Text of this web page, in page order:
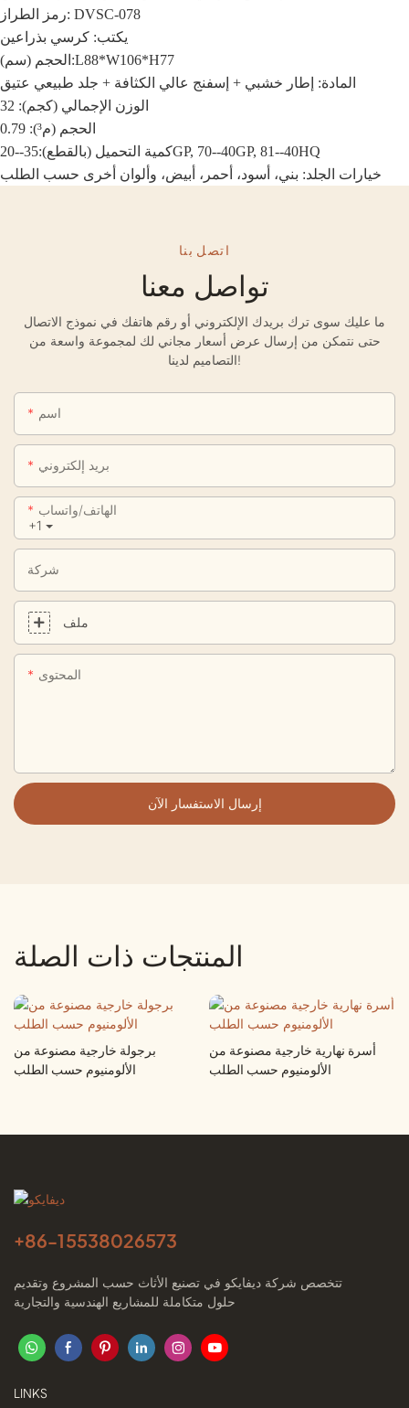
رمز الطراز: DVSC-078
يكتب: كرسي بذراعين
الحجم (سم):L88*W106*H77
المادة: إطار خشبي + إسفنج عالي الكثافة + جلد طبيعي عتيق
الوزن الإجمالي (كجم): 32
الحجم (م³): 0.79
كمية التحميل (بالقطع):35--20GP, 70--40GP, 81--40HQ
خيارات الجلد: بني، أسود، أحمر، أبيض، وألوان أخرى حسب الطلب
اتصل بنا
تواصل معنا
ما عليك سوى ترك بريدك الإلكتروني أو رقم هاتفك في نموذج الاتصال
حتى نتمكن من إرسال عرض أسعار مجاني لك لمجموعة واسعة من
التصاميم لدينا!
اسم
بريد إلكتروني
+1
الهاتف/واتساب
شركة
ملف
المحتوى
إرسال الاستفسار الآن
المنتجات ذات الصلة
برجولة خارجية مصنوعة من
الألومنيوم حسب الطلب
أسرة نهارية خارجية مصنوعة من
الألومنيوم حسب الطلب
+86-15538026573
تتخصص شركة ديفايكو في تصنيع الأثاث حسب المشروع وتقديم
حلول متكاملة للمشاريع الهندسية والتجارية
LINKS